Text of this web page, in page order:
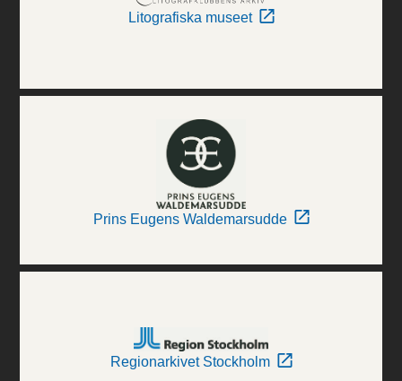
Litografiska museet
Prins Eugens Waldemarsudde
Regionarkivet Stockholm